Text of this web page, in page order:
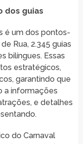
dos guias
é um dos pontos-
Rua, 2.345 guias
bilíngues. Essas
estratégicos,
garantindo que
a informações
e detalhes
do Carnaval